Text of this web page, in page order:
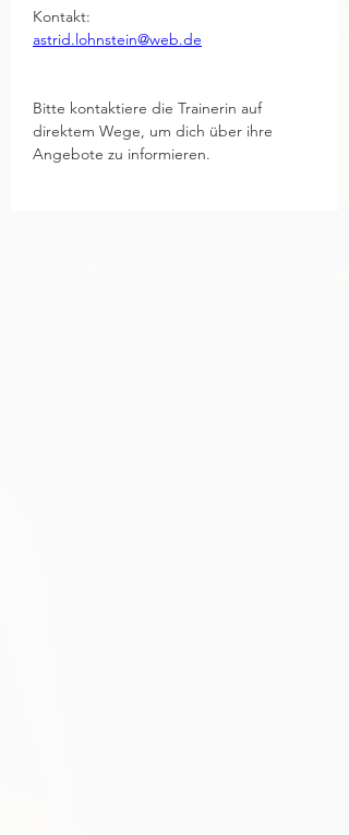
Kontakt:
astrid.lohnstein@web.de
Bitte kontaktiere die Trainerin auf
direktem Wege, um dich über ihre
Angebote zu informieren.